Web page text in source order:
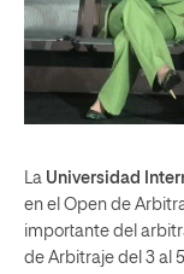
La Universidad
en el Open de
importante del
de Arbitraje del 3 al